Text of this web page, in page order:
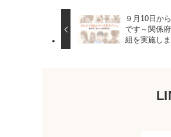
９月10日か
です～関係
組を実施し